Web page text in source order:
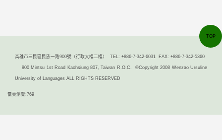
高雄市三民區民族一路900號（行政大樓二樓） TEL: +886-7-342-6031 FAX: +886-7-342-5360
900 Mintsu 1st Road Kaohsiung 807, Taiwan R.O.C. ©Copyright 2008 Wenzao Ursuline
University of Languages ALL RIGHTS RESERVED
當頁瀏覽:769
TOP